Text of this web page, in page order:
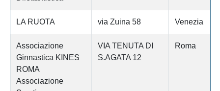
LA RUOTA via Zuina 58 Venezia
Associazione
Ginnastica KINES
ROMA
Associazione
VIA TENUTA DI
S.AGATA 12
Roma